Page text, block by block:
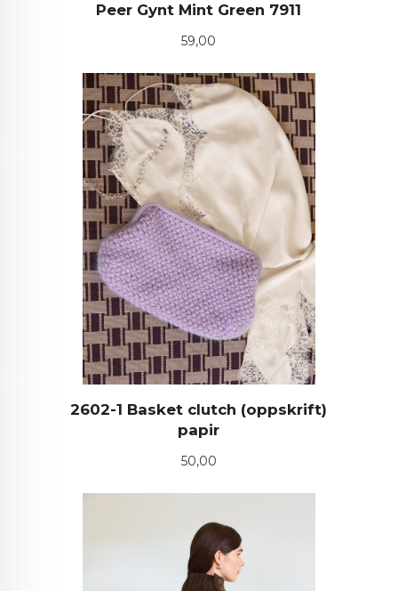
Peer Gynt Mint Green 7911
Pris
59,00
2602-1 Basket clutch (oppskrift)
papir
Pris
50,00